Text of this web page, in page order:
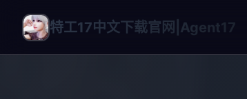
特工17中文下载官网|Agent17